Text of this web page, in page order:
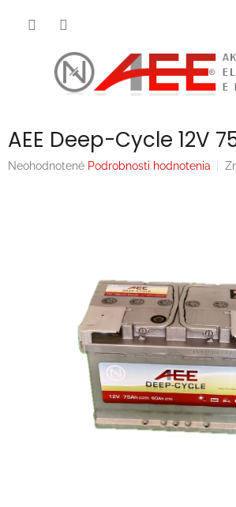
AEE Deep-Cycle 12V
Priemerné
Neohodnotené Podrobnosti hodnotenia